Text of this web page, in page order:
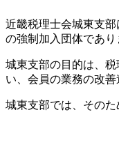
近畿税理士会城東支
の強制加入団体であり
城東支部の目的は、
い、会員の業務の改
城東支部では、その